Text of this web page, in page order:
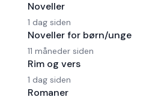
Noveller
1 dag siden
Noveller for børn/unge
11 måneder siden
Rim og vers
1 dag siden
Romaner